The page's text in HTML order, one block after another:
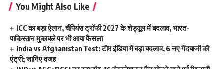
You Might Also Like
ICC का बड़ा ऐलान, चैंपियंस ट्रॉफी 2027 के शेड्यूल में बदलाव, भारत-
पाकिस्तान मुकाबले पर भी आया फैसला
India vs Afghanistan Test: टीम इंडिया में बड़ा बदलाव, 6 नए गेंदबाजों की
एंट्री; जानिए वजह